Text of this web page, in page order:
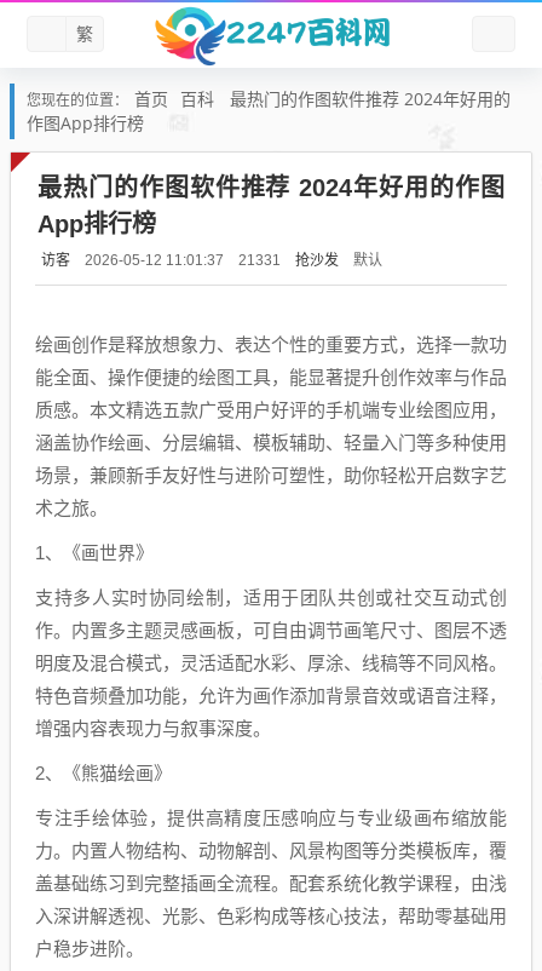
繁
您现在的位置： 首页 百科
最热门的作图软件推荐 2024年好用的
作图App排行榜
最热门的作图软件推荐 2024年好用的作图
App排行榜
访客 2026-05-12 11:01:37 21331 抢沙发 默认
绘画创作是释放想象力、表达个性的重要方式，选择一款功
能全面、操作便捷的绘图工具，能显著提升创作效率与作品
质感。本文精选五款广受用户好评的手机端专业绘图应用，
涵盖协作绘画、分层编辑、模板辅助、轻量入门等多种使用
场景，兼顾新手友好性与进阶可塑性，助你轻松开启数字艺
术之旅。
1、《画世界》
支持多人实时协同绘制，适用于团队共创或社交互动式创
作。内置多主题灵感画板，可自由调节画笔尺寸、图层不透
明度及混合模式，灵活适配水彩、厚涂、线稿等不同风格。
特色音频叠加功能，允许为画作添加背景音效或语音注释，
增强内容表现力与叙事深度。
2、《熊猫绘画》
专注手绘体验，提供高精度压感响应与专业级画布缩放能
力。内置人物结构、动物解剖、风景构图等分类模板库，覆
盖基础练习到完整插画全流程。配套系统化教学课程，由浅
入深讲解透视、光影、色彩构成等核心技法，帮助零基础用
户稳步进阶。